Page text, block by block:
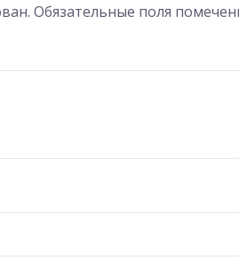
Обязательные поля